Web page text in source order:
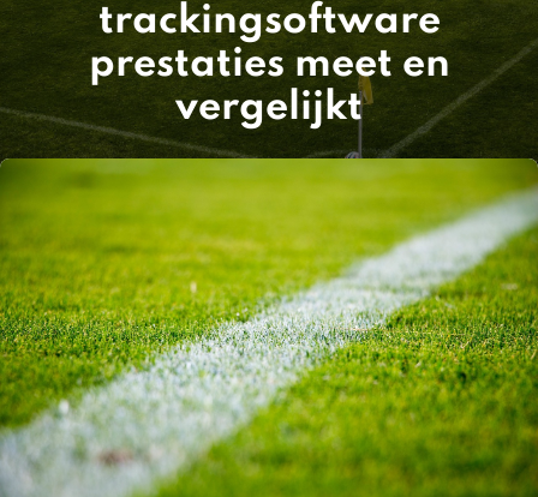
trackingsoftware
prestaties meet en
vergelijkt